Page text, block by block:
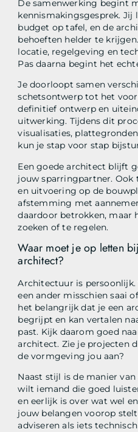
De samenwerking begint
kennismakingsgesprek. Jij
budget op tafel, en de
behoeften helder te
locatie, regelgeving en
Pas daarna begint het
Je doorloopt samen
schetsontwerp tot het
definitief ontwerp en
uitwerking. Tijdens dit
visualisaties,
kun je stap voor stap
Een goede architect blijft
jouw sparringpartner. Ook
en uitvoering op de
afstemming met
daardoor betrokken, maar
zoeken of te regelen.
Waar moet je op letten
architect?
Architectuur is
een ander misschien saai
het belangrijk dat je een
begrijpt en kan vertalen
past. Kijk daarom goed
architect. Zie je projecten
de vormgeving jou aan?
Naast stijl is de manier
wilt iemand die goed
en eerlijk is over wat wel
jouw belangen voorop
adviseren als iets